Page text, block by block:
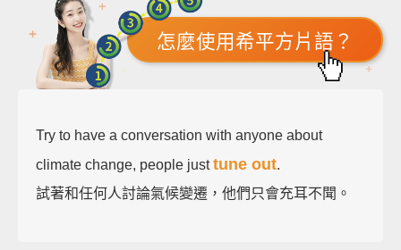
怎麼使用希平方片語？
Try to have a conversation with anyone about
climate change, people justtune out.
試著和任何人討論氣候變遷，他們只會充耳不聞。